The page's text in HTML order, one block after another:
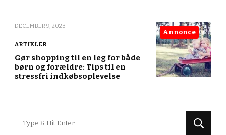
DECEMBER 9, 2023
ARTIKLER
Gør shopping til en leg for både
børn og forældre: Tips til en
stressfri indkøbsoplevelse
Annonce